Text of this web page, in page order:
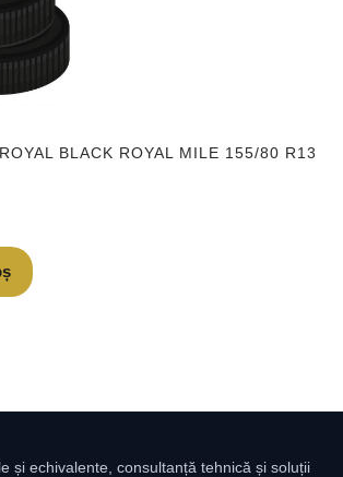
BLACK ROYAL MILE 155/80 R13
și echivalente, consultanță tehnică și soluții